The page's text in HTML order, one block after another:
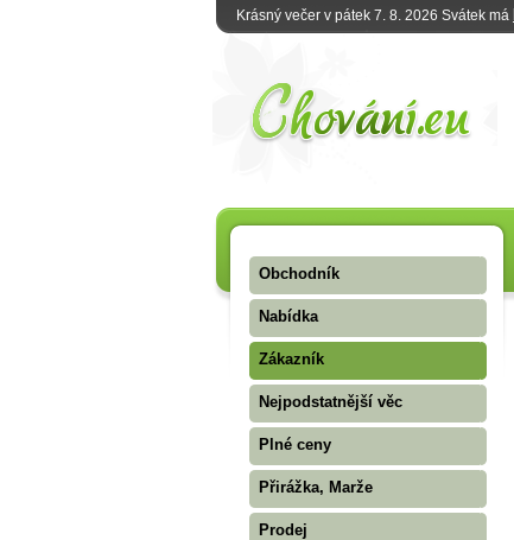
Krásný večer v pátek 7. 8. 2026 Svátek má
Obchodník
Nabídka
Zákazník
Nejpodstatnější věc
Plné ceny
Přirážka, Marže
Prodej